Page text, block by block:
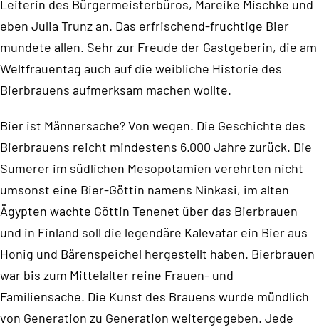
Leiterin des Bürgermeisterbüros, Mareike Mischke und
eben Julia Trunz an. Das erfrischend-fruchtige Bier
mundete allen. Sehr zur Freude der Gastgeberin, die am
Weltfrauentag auch auf die weibliche Historie des
Bierbrauens aufmerksam machen wollte.
Bier ist Männersache? Von wegen. Die Geschichte des
Bierbrauens reicht mindestens 6.000 Jahre zurück. Die
Sumerer im südlichen Mesopotamien verehrten nicht
umsonst eine Bier-Göttin namens Ninkasi, im alten
Ägypten wachte Göttin Tenenet über das Bierbrauen
und in Finland soll die legendäre Kalevatar ein Bier aus
Honig und Bärenspeichel hergestellt haben. Bierbrauen
war bis zum Mittelalter reine Frauen- und
Familiensache. Die Kunst des Brauens wurde mündlich
von Generation zu Generation weitergegeben. Jede